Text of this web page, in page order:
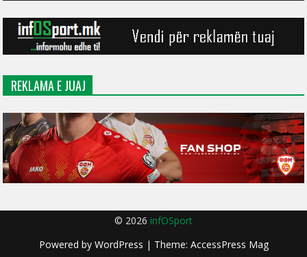
REKLAMA E JUAJ
© 2026 infOSport
Powered by WordPress | Theme: AccessPress Mag